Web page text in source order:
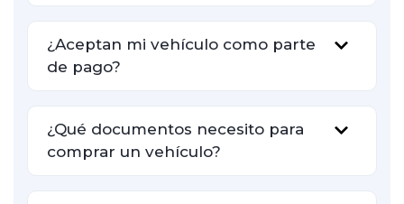
¿Aceptan mi vehículo como parte
de pago?
¿Qué documentos necesito para
comprar un vehículo?